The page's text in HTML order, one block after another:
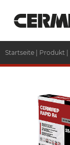
Startseite Produkt